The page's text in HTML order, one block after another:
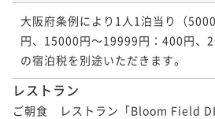
【連泊プラン】7連泊以上で25％
素泊まり 現地決済可 事前決済可
IN
ポイント即利
大阪府条例により1人1泊当り（
円、15000円～19999円：400円、
の宿泊税を別途いただきます。
レストラン
ご朝食　レストラン「Bloom Field